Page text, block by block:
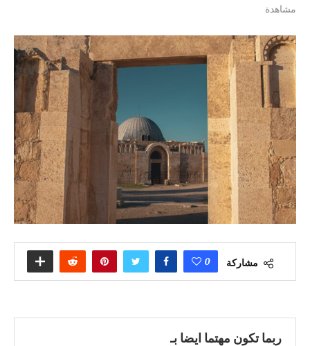
مشاهدة
مشاركة 0
ربما تكون مهتما ايضا بـ